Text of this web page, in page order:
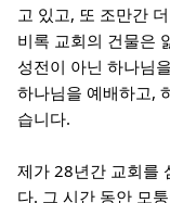
고 있고, 또 조만간
비록 교회의 건물은
성전이 아닌 하나님
하나님을 예배하고,
습니다.
제가 28년간 교회를
다. 그 시간 동안 모